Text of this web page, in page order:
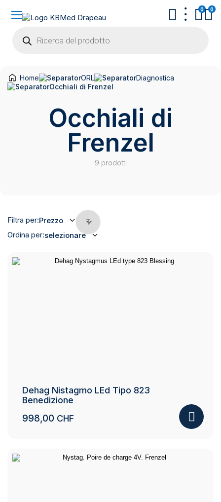
search
0 0
Home ORL
Diagnostica
Occhiali di Frenzel
Occhiali di
Frenzel
9 prodotti
Filtra per:Prezzo
Marchi
Ordina per:selezionare
Dehag Nistagmo LEd Tipo 823
Benedizione
998,00 CHF